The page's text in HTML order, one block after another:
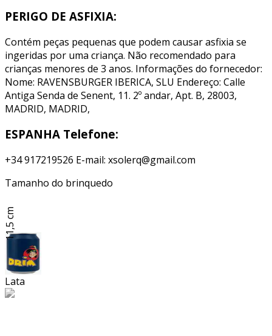
PERIGO DE ASFIXIA:
Contém peças pequenas que podem causar asfixia se
ingeridas por uma criança. Não recomendado para
crianças menores de 3 anos. Informações do fornecedor:
Nome: RAVENSBURGER IBERICA, SLU Endereço: Calle
Antiga Senda de Senent, 11. 2º andar, Apt. B, 28003,
MADRID, MADRID,
ESPANHA Telefone:
+34 917219526 E-mail: xsolerq@gmail.com
Tamanho do brinquedo
11,5 cm
Lata